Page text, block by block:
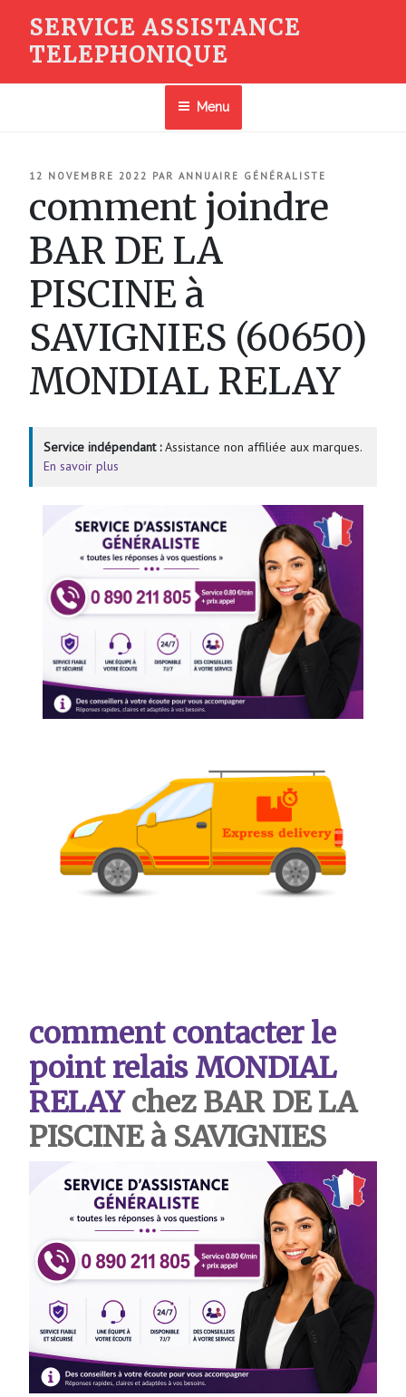
contenu
SERVICE ASSISTANCE
TELEPHONIQUE
Menu
PUBLIÉ
12 NOVEMBRE 2022 PAR ANNUAIRE GÉNÉRALISTE
comment joindre
BAR DE LA
PISCINE à
SAVIGNIES (60650)
MONDIAL RELAY
Service indépendant :Assistance non affiliée aux marques.
En savoir plus
comment contacter le
point relais MONDIAL
RELAYchez BAR DE LA
PISCINE à SAVIGNIES